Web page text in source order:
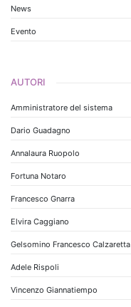
News
Evento
AUTORI
Amministratore del sistema
Dario Guadagno
Annalaura Ruopolo
Fortuna Notaro
Francesco Gnarra
Elvira Caggiano
Gelsomino Francesco Calzaretta
Adele Rispoli
Vincenzo Giannatiempo